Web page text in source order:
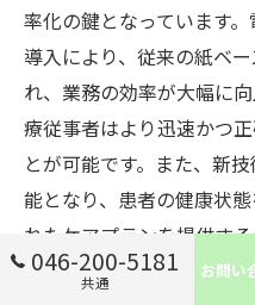
率化の鍵となっています
導入により、従来の紙ベ
れ、業務の効率が大幅に
療従事者はより迅速かつ
とが可能です。また、新
能となり、患者の健康状
れたケアプランを提供す
に、医療DXは業務の効率
046-200-5181
共通
お問い